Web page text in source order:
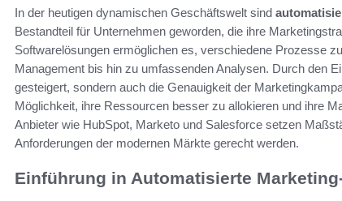
In der heutigen dynamischen Geschäftswelt sind
Bestandteil für Unternehmen geworden, die ihre
Softwarelösungen ermöglichen es, verschiedene Prozesse
Management bis hin zu umfassenden Analysen. Durch den
gesteigert, sondern auch die Genauigkeit der
Möglichkeit, ihre Ressourcen besser zu allokieren und ihre
Anbieter wie HubSpot, Marketo und Salesforce setzen
Anforderungen der modernen Märkte gerecht werden.
Einführung in Automatisierte